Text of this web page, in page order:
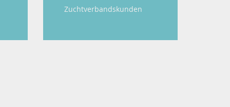
Zuchtverbandskunden